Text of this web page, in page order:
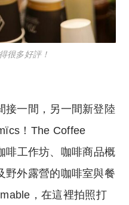
很多好評！
接一間，另一間新登陸
！The Coffee
啡工作坊、咖啡商品概
野外露營的咖啡室與餐
，在這裡拍照打